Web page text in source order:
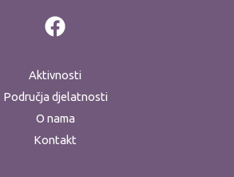
Aktivnosti
Područja djelatnosti
O nama
Kontakt